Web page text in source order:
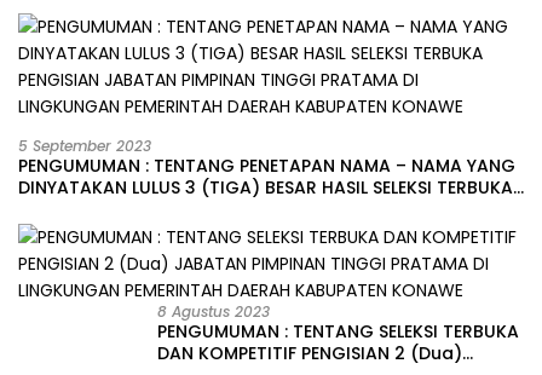
5 September 2023
PENGUMUMAN : TENTANG PENETAPAN NAMA – NAMA YANG
DINYATAKAN LULUS 3 (TIGA) BESAR HASIL SELEKSI TERBUKA
LINGKUNGAN PEMERINTAH DAERAH KABUPATEN KONAWE
8 Agustus 2023
PENGUMUMAN : TENTANG SELEKSI TERBUKA
DAN KOMPETITIF PENGISIAN 2 (Dua)